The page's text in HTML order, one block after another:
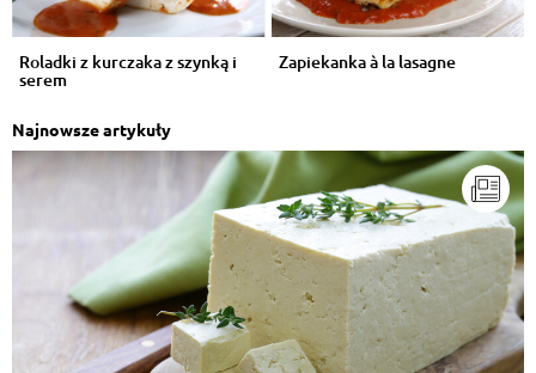
Roladki z kurczaka z szynką i
serem
Zapiekanka à la lasagne
Najnowsze artykuły